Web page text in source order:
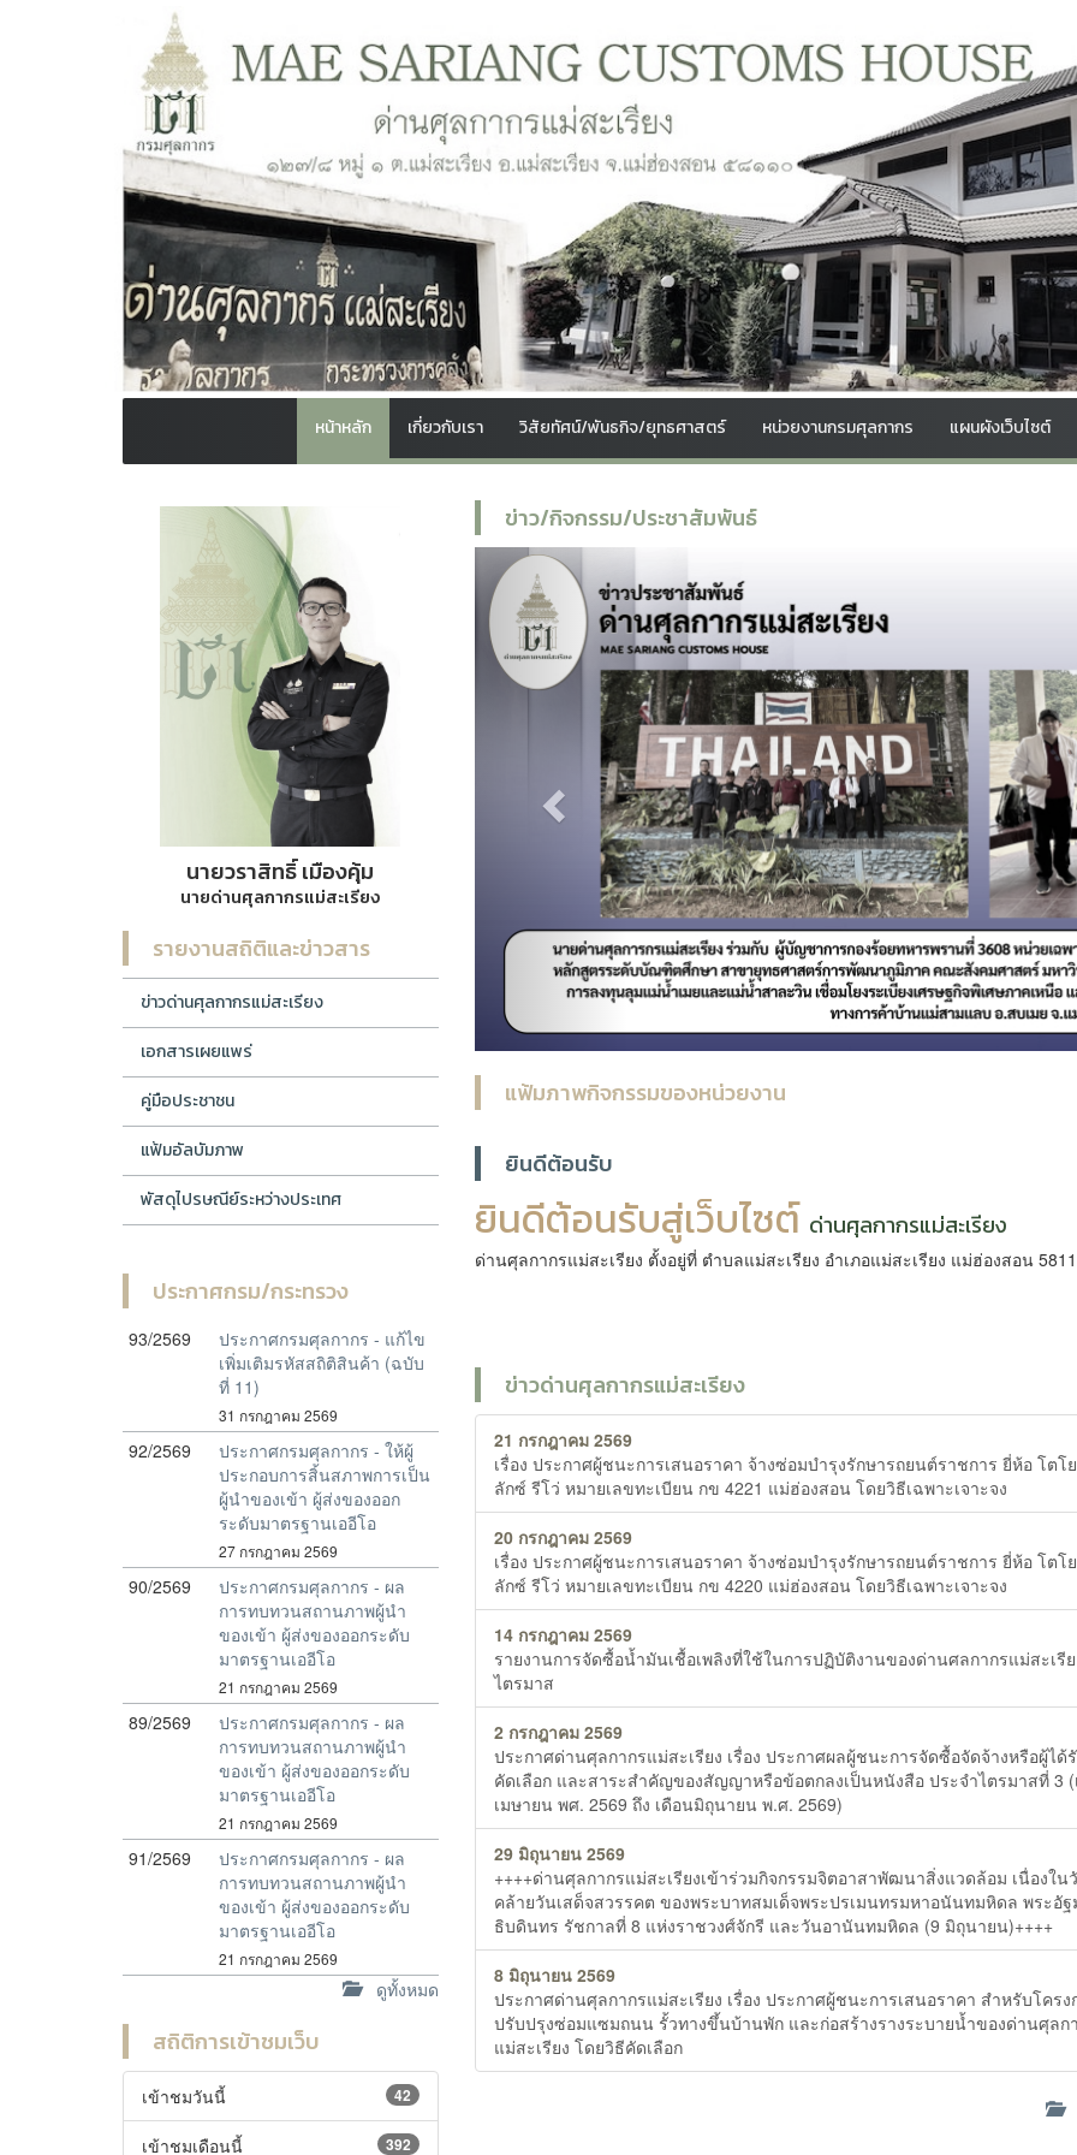
หน้าหลัก เกี่ยวกับเรา วิสัยทัศน์/พันธกิจ/ยุทธศาสตร์ หน่วยงานกรมศุลกากร แผนผังเว็บไซต์
นายวราสิทธิ์ เมืองคุ้ม
นายด่านศุลกากรแม่สะเรียง
รายงานสถิติและข่าวสาร
ข่าวด่านศุลกากรแม่สะเรียง
เอกสารเผยแพร่
คู่มือประชาชน
แฟ้มอัลบัมภาพ
พัสดุไปรษณีย์ระหว่างประเทศ
ประกาศกรม/กระทรวง
93/2569
ประกาศกรมศุลกากร - แก้ไข
เพิ่มเติมรหัสสถิติสินค้า (ฉบับ
ที่ 11)
31 กรกฎาคม 2569
92/2569
ประกาศกรมศุลกากร - ให้ผู้
ประกอบการสิ้นสภาพการเป็น
ผู้นำของเข้า ผู้ส่งของออก
ระดับมาตรฐานเออีโอ
27 กรกฎาคม 2569
90/2569
ประกาศกรมศุลกากร - ผล
การทบทวนสถานภาพผู้นำ
ของเข้า ผู้ส่งของออกระดับ
มาตรฐานเออีโอ
21 กรกฎาคม 2569
89/2569
ประกาศกรมศุลกากร - ผล
การทบทวนสถานภาพผู้นำ
ของเข้า ผู้ส่งของออกระดับ
มาตรฐานเออีโอ
21 กรกฎาคม 2569
91/2569
ประกาศกรมศุลกากร - ผล
การทบทวนสถานภาพผู้นำ
ของเข้า ผู้ส่งของออกระดับ
มาตรฐานเออีโอ
21 กรกฎาคม 2569
ดูทั้งหมด
สถิติการเข้าชมเว็บ
42
เข้าชมวันนี้
392
เข้าชมเดือนนี้
ข่าว/กิจกรรม/ประชาสัมพันธ์
Previous
แฟ้มภาพกิจกรรมของหน่วยงาน
ยินดีต้อนรับ
ยินดีต้อนรับสู่เว็บไซต์ ด่านศุลกากรแม่สะเรียง
ด่านศุลกากรแม่สะเรียง ตั้งอยู่ที่ ตำบลแม่สะเรียง อำเภอแม่สะเรียง แม่ฮ่องสอน
ข่าวด่านศุลกากรแม่สะเรียง
21 กรกฎาคม 2569
เรื่อง ประกาศผู้ชนะการเสนอราคา จ้างซ่อมบำรุงรักษารถยนต์ราชการ ยี่ห้อ โตโ
ลักซ์ รีโว่ หมายเลขทะเบียน กข 4221 แม่ฮ่องสอน โดยวิธีเฉพาะเจาะจง
20 กรกฎาคม 2569
เรื่อง ประกาศผู้ชนะการเสนอราคา จ้างซ่อมบำรุงรักษารถยนต์ราชการ ยี่ห้อ โตโ
ลักซ์ รีโว่ หมายเลขทะเบียน กข 4220 แม่ฮ่องสอน โดยวิธีเฉพาะเจาะจง
14 กรกฎาคม 2569
รายงานการจัดซื้อน้ำมันเชื้อเพลิงที่ใช้ในการปฏิบัติงานของด่านศลกากรแม่สะเรี
ไตรมาส
2 กรกฎาคม 2569
ประกาศด่านศุลกากรแม่สะเรียง เรื่อง ประกาศผลผู้ชนะการจัดซื้อจัดจ้างหรือผู้ได้
คัดเลือก และสาระสำคัญของสัญญาหรือข้อตกลงเป็นหนังสือ ประจำไตรมาสที่ 3 (
เมษายน พศ. 2569 ถึง เดือนมิถุนายน พ.ศ. 2569)
29 มิถุนายน 2569
++++ด่านศุลกากรแม่สะเรียงเข้าร่วมกิจกรรมจิตอาสาพัฒนาสิ่งแวดล้อม เนื่องใน
คล้ายวันเสด็จสวรรคต ของพระบาทสมเด็จพระปรเมนทรมหาอนันทมหิดล พระอัฐ
ธิบดินทร รัชกาลที่ 8 แห่งราชวงศ์จักรี และวันอานันทมหิดล (9 มิถุนายน)++++
8 มิถุนายน 2569
ประกาศด่านศุลกากรแม่สะเรียง เรื่อง ประกาศผู้ชนะการเสนอราคา สำหรับโครง
ปรับปรุงซ่อมแซมถนน รั้วทางขึ้นบ้านพัก และก่อสร้างรางระบายน้ำของด่านศุลก
แม่สะเรียง โดยวิธีคัดเลือก